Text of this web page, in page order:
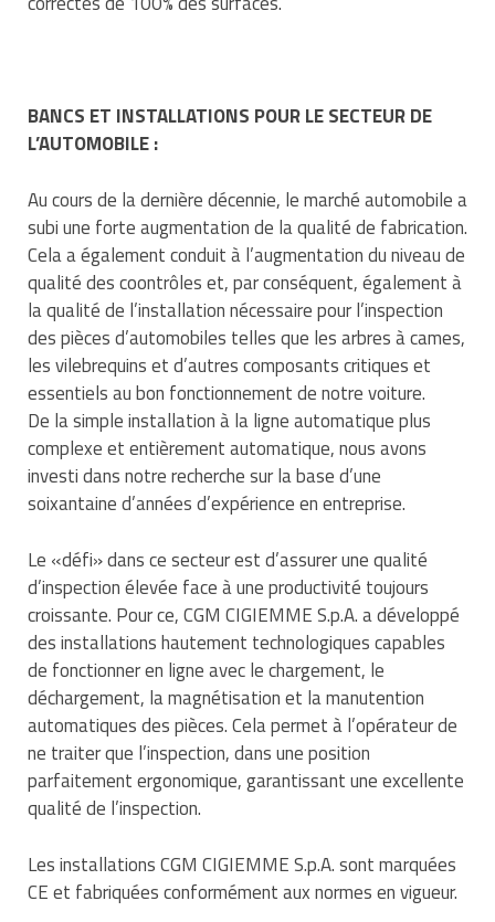
BANCS ET INSTALLATIONS POUR LE SECTEUR DE
L’AUTOMOBILE :
Au cours de la dernière décennie, le marché automobile a
subi une forte augmentation de la qualité de fabrication.
Cela a également conduit à l’augmentation du niveau de
qualité des coontrôles et, par conséquent, également à
la qualité de l’installation nécessaire pour l’inspection
des pièces d’automobiles telles que les arbres à cames,
les vilebrequins et d’autres composants critiques et
essentiels au bon fonctionnement de notre voiture.
De la simple installation à la ligne automatique plus
complexe et entièrement automatique, nous avons
investi dans notre recherche sur la base d’une
soixantaine d’années d’expérience en entreprise.
Le «défi» dans ce secteur est d’assurer une qualité
d’inspection élevée face à une productivité toujours
croissante. Pour ce, CGM CIGIEMME S.p.A. a développé
des installations hautement technologiques capables
de fonctionner en ligne avec le chargement, le
déchargement, la magnétisation et la manutention
automatiques des pièces. Cela permet à l’opérateur de
ne traiter que l’inspection, dans une position
parfaitement ergonomique, garantissant une excellente
qualité de l’inspection.
Les installations CGM CIGIEMME S.p.A. sont marquées
CE et fabriquées conformément aux normes en vigueur.